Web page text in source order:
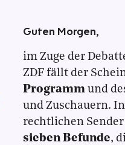
Guten Morgen,
im Zuge der
ZDF fällt der
Programm und
und Zuschauern.
rechtlichen
sieben Befunde,